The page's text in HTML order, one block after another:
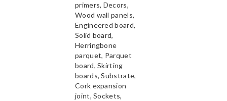
primers, Decors,
Wood wall panels,
Engineered board,
Solid board,
Herringbone
parquet, Parquet
board, Skirting
boards, Substrate,
Cork expansion
joint, Sockets,